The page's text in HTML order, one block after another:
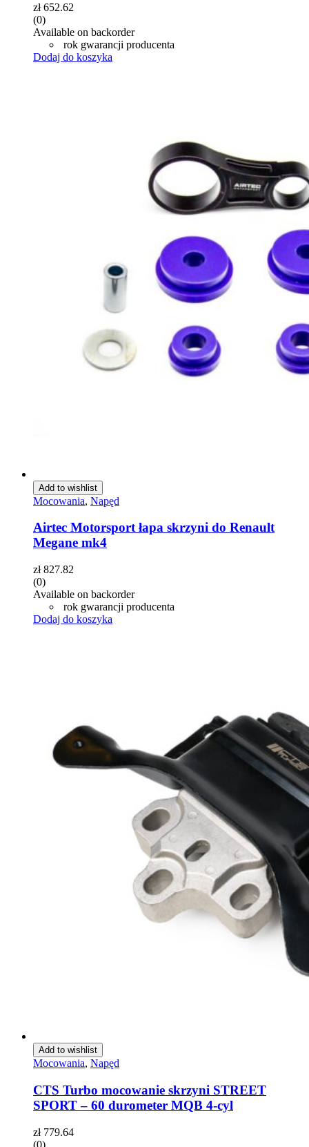
zł652.62
(0)
Available on backorder
rok gwarancji producenta
Dodaj do koszyka
Add to wishlist
Mocowania, Napęd
Airtec Motorsport łapa skrzyni do Renault
Megane mk4
zł827.82
(0)
Available on backorder
rok gwarancji producenta
Dodaj do koszyka
Add to wishlist
Mocowania, Napęd
CTS Turbo mocowanie skrzyni STREET
SPORT – 60 durometer MQB 4-cyl
zł779.64
(0)